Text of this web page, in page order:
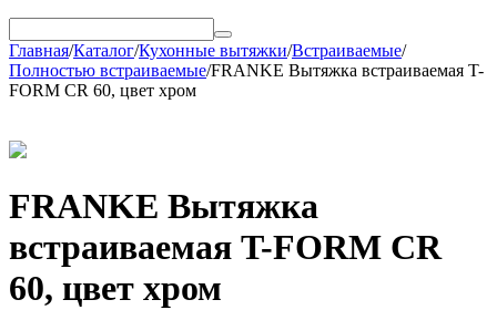
Главная/Каталог/Кухонные вытяжки/Встраиваемые/
Полностью встраиваемые/FRANKE Вытяжка встраиваемая T-
FORM CR 60, цвет хром
FRANKE Вытяжка
встраиваемая T-FORM CR
60, цвет хром